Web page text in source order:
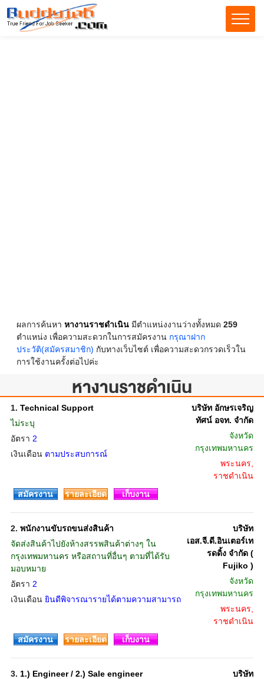
ผลการค้นหา หางานราชดำเนินมีตำแหน่งงานว่างทั้งหมด 259
ตำแหน่ง เพื่อความสะดวกในการสมัครงาน กรุณาฝาก
ประวัติ(สมัครสมาชิก) กับทางเว็บไซต์ เพื่อความสะดวกรวดเร็วใน
การใช้งานครั้งต่อไปค่ะ
หางานราชดำเนิน
1. Technical Support
ไม่ระบุ
อัตรา 2
เงินเดือน ตามประสบการณ์
บริษัท อักษรเจริญ
ทัศน์ อจท. จำกัด
จังหวัด
กรุงเทพมหานคร
พระนคร,
ราชดำเนิน
สมัครงาน
รายละเอียด เก็บงาน
2. พนักงานขับรถขนส่งสินค้า
จัดส่งสินค้าไปยังห้างสรรพสินค้าต่างๆ ใน
กรุงเทพมหานคร หรือสถานที่อื่นๆ ตามที่ได้รับ
มอบหมาย
อัตรา 2
เงินเดือน ยินดีพิจารณารายได้ตามความสามารถ
บริษัท
เอส.จี.ดี.อินเตอร์เท
รดดิ้ง จำกัด (
Fujiko )
จังหวัด
กรุงเทพมหานคร
พระนคร,
ราชดำเนิน
สมัครงาน
รายละเอียด เก็บงาน
3. 1.) Engineer / 2.) Sale engineer
บริษัท